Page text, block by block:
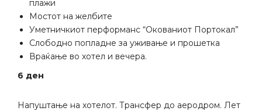
плажи
Мостот на желбите
Уметничкиот перформанс “Окованиот Портокал”
Слободно попладне за уживање и прошетка
Враќање во хотел и вечера.
6 ден
Напуштање на хотелот. Трансфер до аеродром. Лет